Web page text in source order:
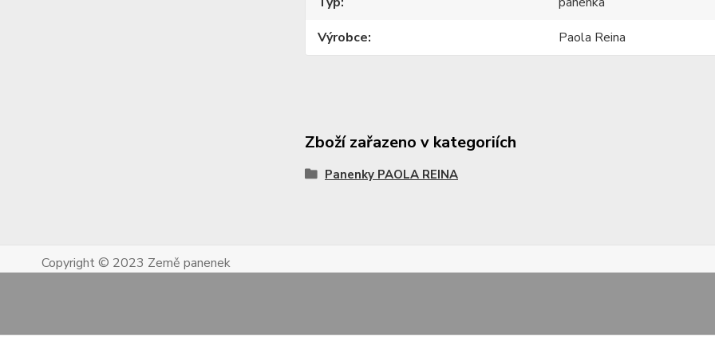
Výrobce
Paola Reina
Zboží zařazeno v kategoriích
Panenky PAOLA REINA
Copyright © 2023 Země panenek